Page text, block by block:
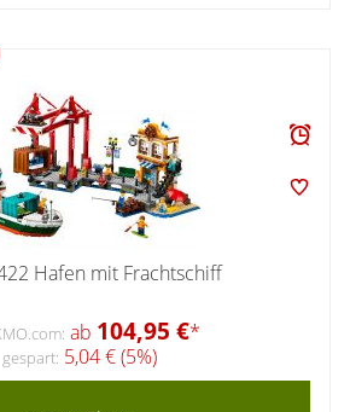
Hafen mit Frachtschiff
ab 104,95 €*
gespart: 5,04 € (5%)